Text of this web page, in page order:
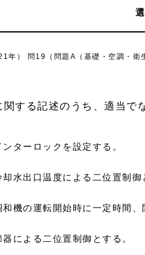
年） 問19（問題A（基礎・空調・衛
する記述のうち、適当で
ターロックを設定する。
水出口温度による二位置制御
機の運転開始時に一定時間、
による二位置制御とする。